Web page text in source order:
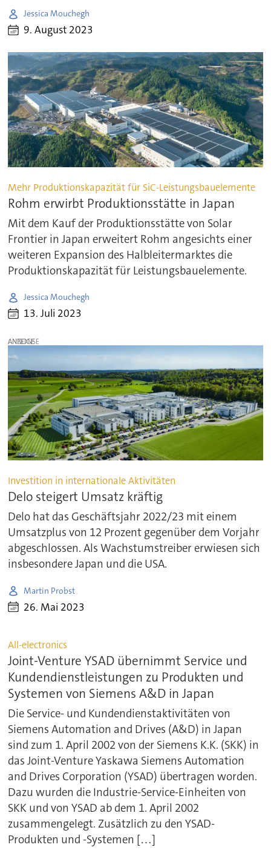
Jessica Mouchegh
9. August 2023
Mehr Produktionskapazität für SiC-Leistungsbauelemente
Rohm erwirbt Produktionsstätte in Japan
Mit dem Kauf der Produktionsstätte von Solar
Frontier in Japan erweitert Rohm angesichts einer
weiteren Expansion des Halbleitermarktes die
Produktionskapazität für Leistungsbauelemente.
Jessica Mouchegh
13. Juli 2023
ANZEIGE
Investition in internationale Aktivitäten
Delo steigert Umsatz kräftig
Delo hat das Geschäftsjahr 2022/23 mit einem
Umsatzplus von 12 Prozent gegenüber dem Vorjahr
abgeschlossen. Als Wachstumstreiber erwiesen sich
insbesondere Japan und die USA.
Martin Probst
26. Mai 2023
All-electronics
Joint-Venture YSAD übernimmt Service und
Kundendienstleistungen zu Produkten und
Systemen von Siemens A&D in Japan
Die Service- und Kundendienstaktivitäten von
Siemens Automation and Drives (A&D) in Japan
sind zum 1. April 2002 von der Siemens K.K. (SKK) in
das Joint-Venture Yaskawa Siemens Automation
and Drives Corporation (YSAD) übertragen worden.
Dazu wurden die Industrie-Service-Einheiten von
SKK und von YSAD ab dem 1. April 2002
zusammengelegt. Zusätzlich zu den YSAD-
Produkten und -Systemen […]